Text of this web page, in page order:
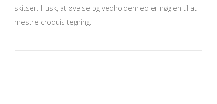
skitser. Husk, at øvelse og vedholdenhed er nøglen til at
mestre croquis tegning.